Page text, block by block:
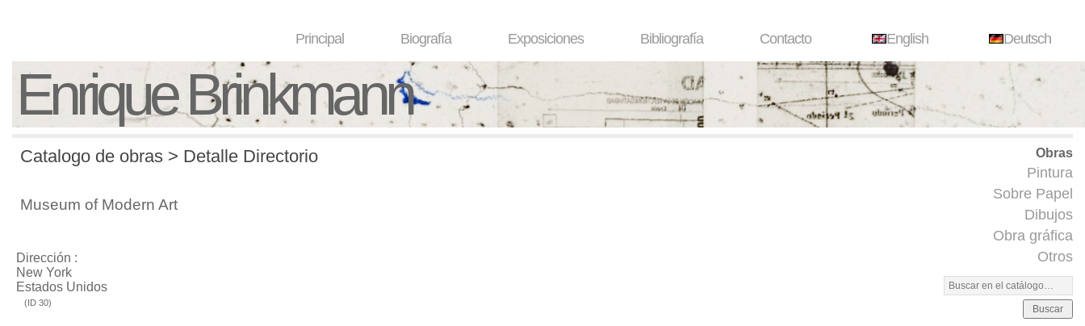
Principal Biografía Exposiciones Bibliografía Contacto English Deutsch
Enrique Brinkmann
Obras
Pintura
Sobre Papel
Dibujos
Obra gráfica
Otros
Buscar
Catalogo de obras > Detalle Directorio
Museum of Modern Art
Dirección :
New York
Estados Unidos
(ID 30)